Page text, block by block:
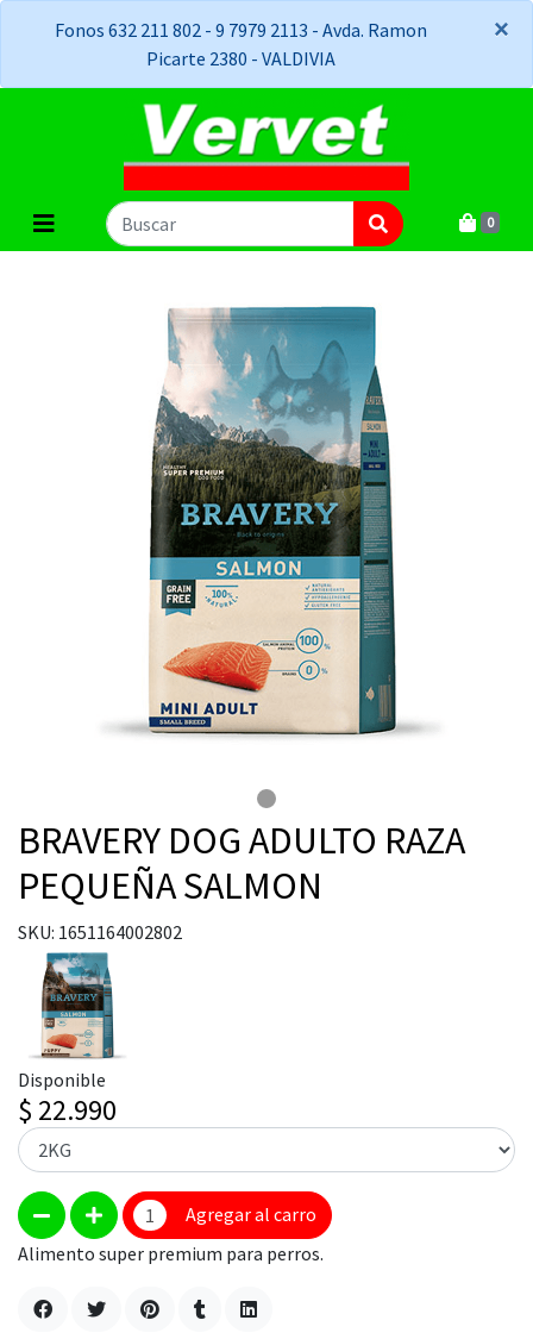
Fonos 632 211 802 - 9 7979 2113 - Avda. Ramon
Picarte 2380 - VALDIVIA
×
×
0
BRAVERY DOG ADULTO RAZA
PEQUEÑA SALMON
SKU: 1651164002802
Disponible
$ 22.990
Agregar al carro
Alimento super premium para perros.